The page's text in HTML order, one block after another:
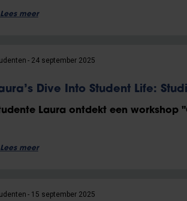
Lees meer
24 september 2025
Dive Into Student Life:
Laura ontdekt een workshop
Lees meer
15 september 2025